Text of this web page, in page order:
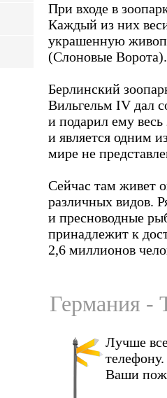
При входе в
Каждый из них
украшенную
(Слоновые Ворота).
Берлинский
Вильгельм IV дал
и подарил ему весь
и является одним
мире не
Сейчас там живет
различных видов.
и пресноводные
принадлежит к
2,6 миллионов
Германия -
Лучше
Ваши